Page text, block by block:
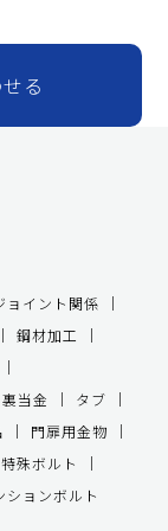
る
ョイント関係
鋼材加工
裏当金
タブ
門扉用金物
特殊ボルト
ションボルト